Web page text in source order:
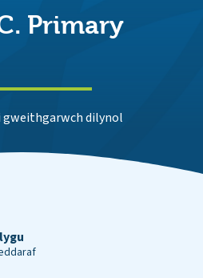
Primary
gweithgarwch dilynol